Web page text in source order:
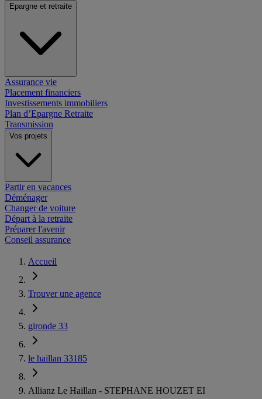
Epargne et retraite
Assurance vie
Placement financiers
Investissements immobiliers
Plan d’Epargne Retraite
Transmission
Vos projets
Partir en vacances
Déménager
Changer de voiture
Départ à la retraite
Préparer l'avenir
Conseil assurance
Accueil
Trouver une agence
gironde 33
le haillan 33185
Allianz Le Haillan - STEPHANE HOUZET EI